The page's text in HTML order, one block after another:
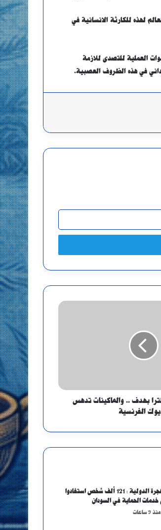
لهذه للكارثة الانسانية في
العملية للتصدى للازمة
في هذه الظروف العصبية.
بهدف .. والماكينات تدهس
الفرنسية
الهجرة الدولية : 121 ألف شخص استفادوا
خدمات الحماية في السودان
منذ 9 ساعات